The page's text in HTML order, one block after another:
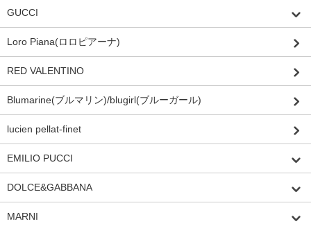
GUCCI
Loro Piana(ロロピアーナ)
RED VALENTINO
Blumarine(ブルマリン)/blugirl(ブルーガール)
lucien pellat-finet
EMILIO PUCCI
DOLCE&GABBANA
MARNI